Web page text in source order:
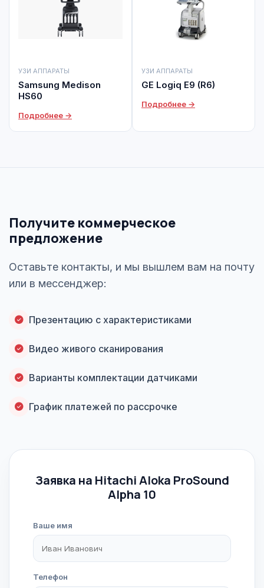
УЗИ АППАРАТЫ
Samsung Medison
HS60
Подробнее →
УЗИ АППАРАТЫ
GE Logiq E9 (R6)
Подробнее →
Получите коммерческое
предложение
Оставьте контакты, и мы вышлем вам на почту
или в мессенджер:
Презентацию с характеристиками
Видео живого сканирования
Варианты комплектации датчиками
График платежей по рассрочке
Заявка на Hitachi Aloka ProSound
Alpha 10
Ваше имя
Телефон